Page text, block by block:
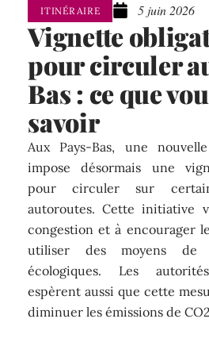
ITINÉRAIRE 5 juin 2026
Vignette
pour circuler
Bas : ce que
savoir
Aux Pays-Bas, une
impose désormais une
pour circuler sur
autoroutes. Cette initiative
congestion et à encourager
utiliser des moyens de
écologiques. Les
espèrent aussi que cette
diminuer les émissions de